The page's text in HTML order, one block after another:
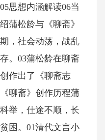
思想内涵解读06当
蒲松龄与《聊斋》
，社会动荡，战乱
。03蒲松龄在聊斋
作出了《聊斋志
聊斋》创作历程蒲
举，仕途不顺，长
困。01清代文言小